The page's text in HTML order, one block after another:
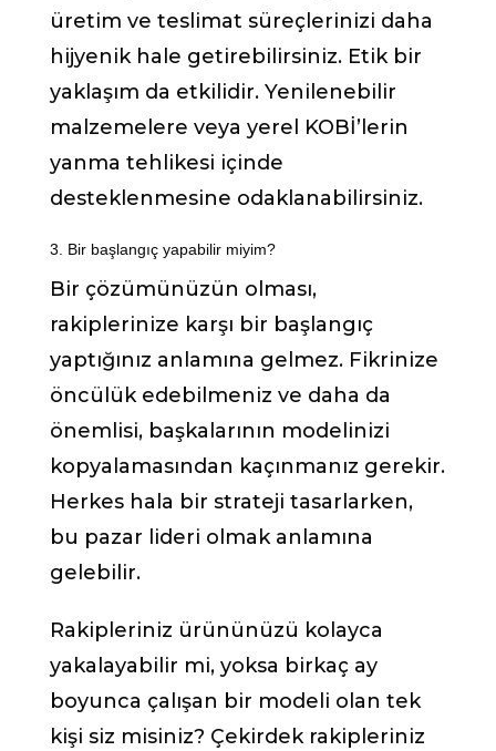
üretim ve teslimat süreçlerinizi daha
hijyenik hale getirebilirsiniz. Etik bir
yaklaşım da etkilidir. Yenilenebilir
malzemelere veya yerel KOBİ’lerin
yanma tehlikesi içinde
desteklenmesine odaklanabilirsiniz.
3. Bir başlangıç yapabilir miyim?
Bir çözümünüzün olması,
rakiplerinize karşı bir başlangıç
yaptığınız anlamına gelmez. Fikrinize
öncülük edebilmeniz ve daha da
önemlisi, başkalarının modelinizi
kopyalamasından kaçınmanız gerekir.
Herkes hala bir strateji tasarlarken,
bu pazar lideri olmak anlamına
gelebilir.
Rakipleriniz ürününüzü kolayca
yakalayabilir mi, yoksa birkaç ay
boyunca çalışan bir modeli olan tek
kişi siz misiniz? Çekirdek rakipleriniz